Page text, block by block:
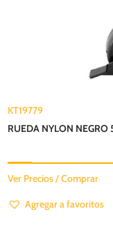
KT19779
RUEDA NYLON NEGRO
Ver Precios / Comprar
Agregar a favoritos